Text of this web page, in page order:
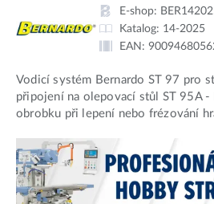
E-shop:
Katalog: 14-2025
EAN:
Vodicí systém Bernardo ST 97 pro
připojení na olepovací stůl ST 95A -
obrobku při lepení nebo frézování